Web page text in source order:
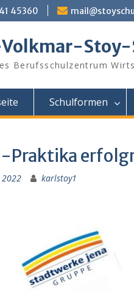
45360
Stoy-
Berufsschulzentrum
Schulformen
Praktika
2022 karlstoy1